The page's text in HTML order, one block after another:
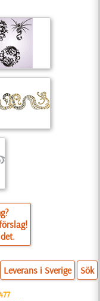
Leverans i Sverige Sök